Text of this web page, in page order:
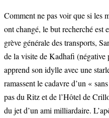
Comment ne pas voir que si les
ont changé, le but recherché est
grève générale des transports,
de la visite de Kadhafi (négative
apprend son idylle avec une
ramassent le cadavre d’un «
pas du Ritz et de l’Hôtel de
du jet d’un ami milliardaire.